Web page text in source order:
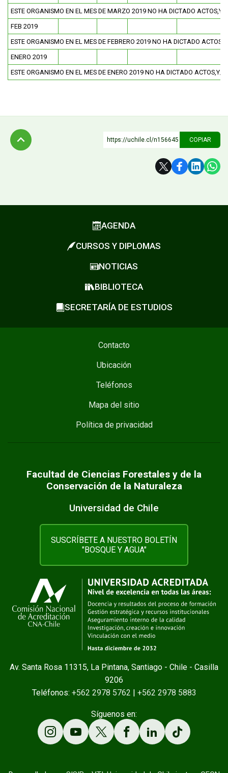
ESTE ORGANISMO EN EL MES DE MARZO 2019 NO HA DICTADO ACTOS,Y/
FEB 2019
ESTE ORGANISMO EN EL MES DE FEBRERO 2019 NO HA DICTADO
ENERO 2019
ESTE ORGANISMO EN EL MES DE ENERO 2019 NO HA DICTADO ACTOS,Y/
https://uchile.cl/n156645 COPIAR
AGENDA
CURSOS Y DIPLOMAS
NOTICIAS
BIBLIOTECA
SECRETARÍA DE ESTUDIOS
Contacto
Ubicación
Teléfonos
Mapa del sitio
Política de privacidad
Facultad de Ciencias Forestales y de la
Conservación de la Naturaleza
Universidad de Chile
SUSCRÍBETE A NUESTRO BOLETÍN
"BOSQUE Y AGUA"
Av. Santa Rosa 11315, La Pintana, Santiago - Chile - Casilla
9206
Teléfonos: +562 2978 5762 +562 2978 5883
Síguenos en: